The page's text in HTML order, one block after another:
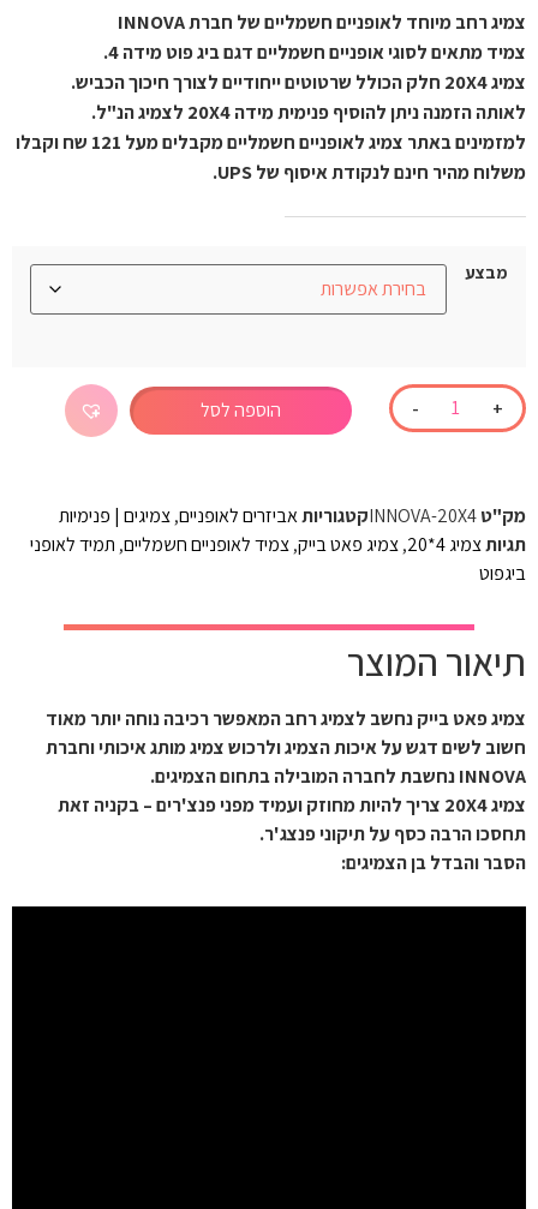
צמיג רחב מיוחד לאופניים חשמליים של חברת INNOVA
צמיד מתאים לסוגי אופניים חשמליים דגם ביג פוט מידה 4.
צמיג 20X4 חלק הכולל שרטוטים ייחודיים לצורך חיכוך הכביש.
לאותה הזמנה ניתן להוסיף פנימית מידה 20X4 לצמיג הנ"ל.
למזמינים באתר צמיג לאופניים חשמליים מקבלים מעל 121 שח וקבלו
משלוח מהיר חינם לנקודת איסוף של UPS.
מבצע
+
- הוספה לסל
מק"טINNOVA-20X4קטגוריותאביזרים לאופניים,צמיגים | פנימיות
תגיותצמיג 4*20 ,צמיג פאט בייק,צמיד לאופניים חשמליים, תמיד לאופני
ביגפוט
תיאור המוצר
צמיג פאט בייק נחשב לצמיג רחב המאפשר רכיבה נוחה יותר מאוד
חשוב לשים דגש על איכות הצמיג ולרכוש צמיג מותג איכותי וחברת
INNOVA נחשבת לחברה המובילה בתחום הצמיגים.
צמיג 20X4 צריך להיות מחוזק ועמיד מפני פנצ'רים – בקניה זאת
תחסכו הרבה כסף על תיקוני פנצג'ר.
הסבר והבדל בן הצמיגים: